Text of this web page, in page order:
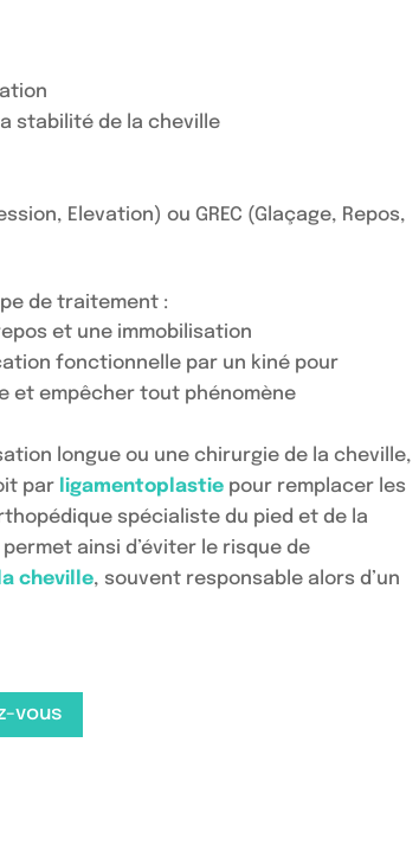
stabilité de la cheville
Elevation) ou GREC (Glaçage, Repos,
de traitement :
et une immobilisation
fonctionnelle par un kiné pour
et empêcher tout phénomène
longue ou une chirurgie de la cheville,
par ligamentoplastie pour remplacer les
spécialiste du pied et de la
ainsi d’éviter le risque de
cheville, souvent responsable alors d’un
vous